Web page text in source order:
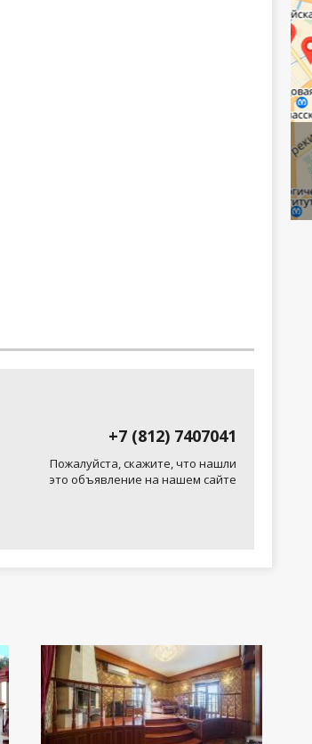
+7 (812) 7407041
Пожалуйста, скажите, что нашли
это объявление на нашем сайте